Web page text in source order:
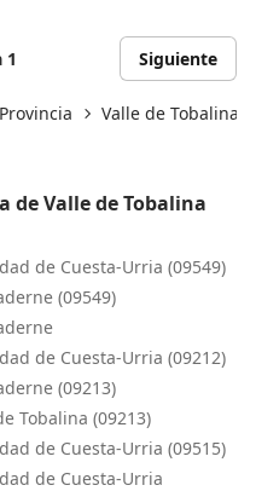
1 Siguiente
Valle de Tobalina
de Valle de Tobalina
de Cuesta-Urria (09549)
(09549)
de Cuesta-Urria (09212)
(09213)
Tobalina (09213)
de Cuesta-Urria (09515)
de Cuesta-Urria